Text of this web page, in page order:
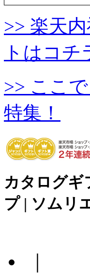
>> 楽天
トはコチ
>> ここ
特集！
カタログギ
プ | ソムリ